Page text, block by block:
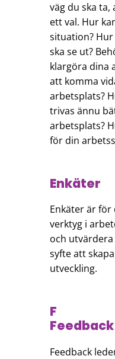
väg du ska ta,
ett val. Hur
situation?
ska se ut?
klargöra dina
att komma
arbetsplats?
trivas ännu
arbetsplats?
för din
Enkäter
Enkäter är
verktyg i
och
syfte att
utveckling.
F
Feedback
Feedback